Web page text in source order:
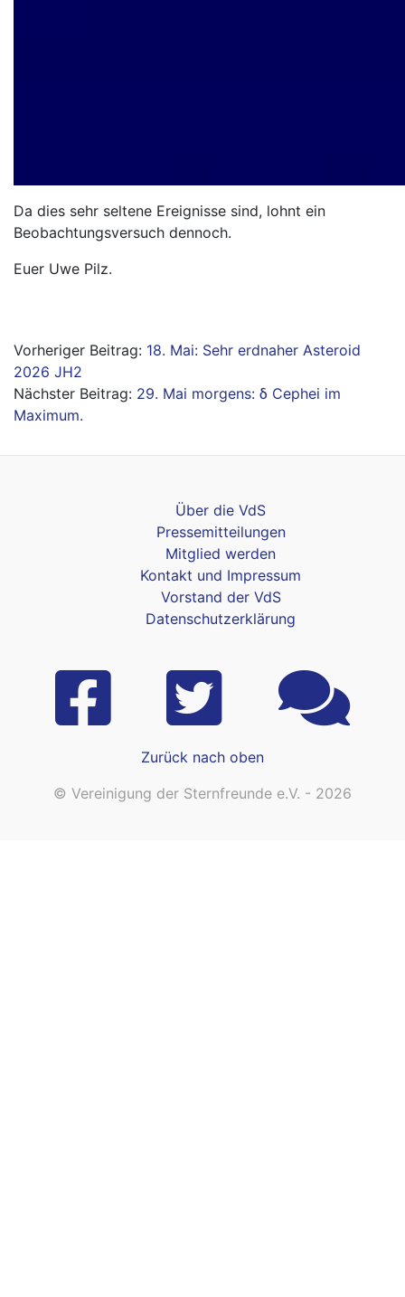
Da dies sehr seltene Ereignisse sind, lohnt ein
Beobachtungsversuch dennoch.
Euer Uwe Pilz.
Beitragsnavigation18. Mai: Sehr erdnaher Asteroid
2026 JH2
29. Mai morgens: δ Cephei im
Maximum.
Über die VdS
Pressemitteilungen
Mitglied werden
Kontakt und Impressum
Vorstand der VdS
Datenschutzerklärung
Zurück nach oben
© Vereinigung der Sternfreunde e.V. - 2026